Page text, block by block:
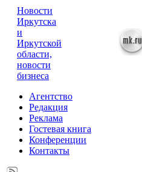
Новости
Иркутска
и
Иркутской
области,
новости
бизнеса
Агентство
Редакция
Реклама
Гостевая книга
Конференции
Контакты